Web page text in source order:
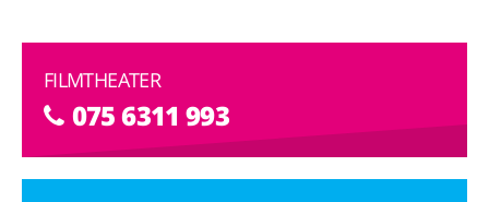
FILMTHEATER
075 6311 993